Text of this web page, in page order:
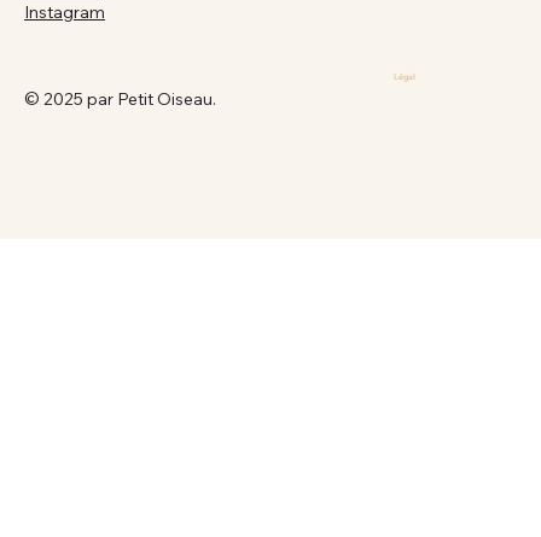
© 2025 par Petit Oiseau.
Légal
Instagram